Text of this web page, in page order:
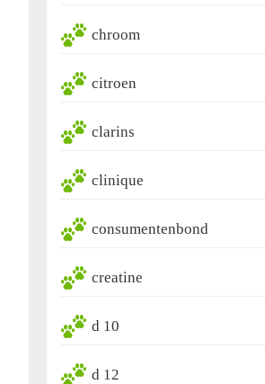
chroom
citroen
clarins
clinique
consumentenbond
creatine
d 10
d 12